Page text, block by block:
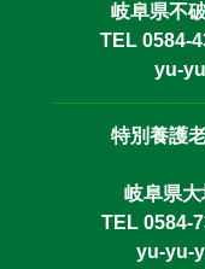
岐阜県不
TEL 0584-
yu-
特別養護
岐阜県
TEL 0584-
yu-yu-